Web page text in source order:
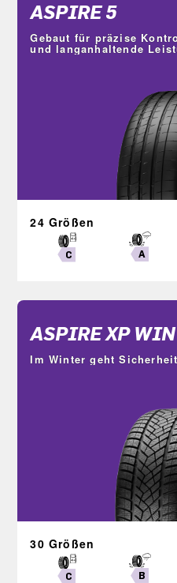
ASPIRE 5
Gebaut für präzise
und langanhaltende
24 Größen
C A
ASPIRE XP
Im Winter geht
30 Größen
C B